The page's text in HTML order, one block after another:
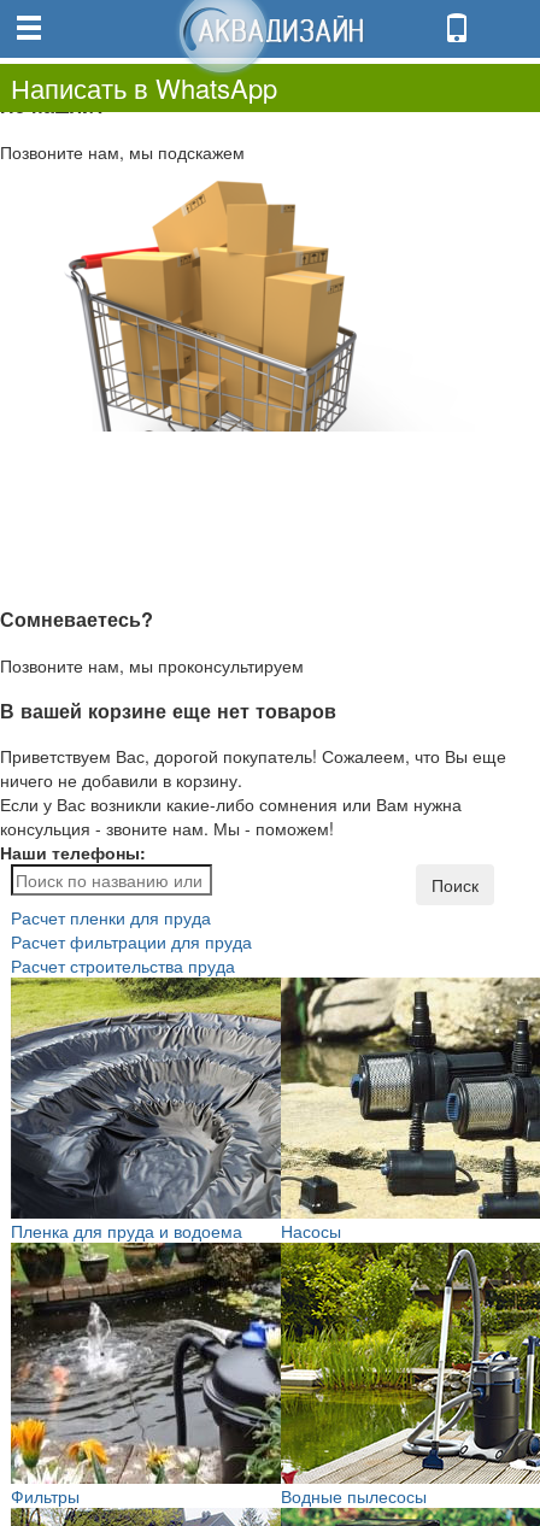
0.00
0
Не нашли?
Позвоните нам, мы подскажем
Сомневаетесь?
Позвоните нам, мы проконсультируем
В вашей корзине еще нет товаров
Приветствуем Вас, дорогой покупатель! Сожалеем, что Вы еще
ничего не добавили в корзину.
Если у Вас возникли какие-либо сомнения или Вам нужна
консульция - звоните нам. Мы - поможем!
Наши телефоны:
Написать в WhatsApp
Поиск
Расчет пленки для пруда
Расчет фильтрации для пруда
Расчет строительства пруда
Пленка для пруда и водоема Насосы
Фильтры Водные пылесосы